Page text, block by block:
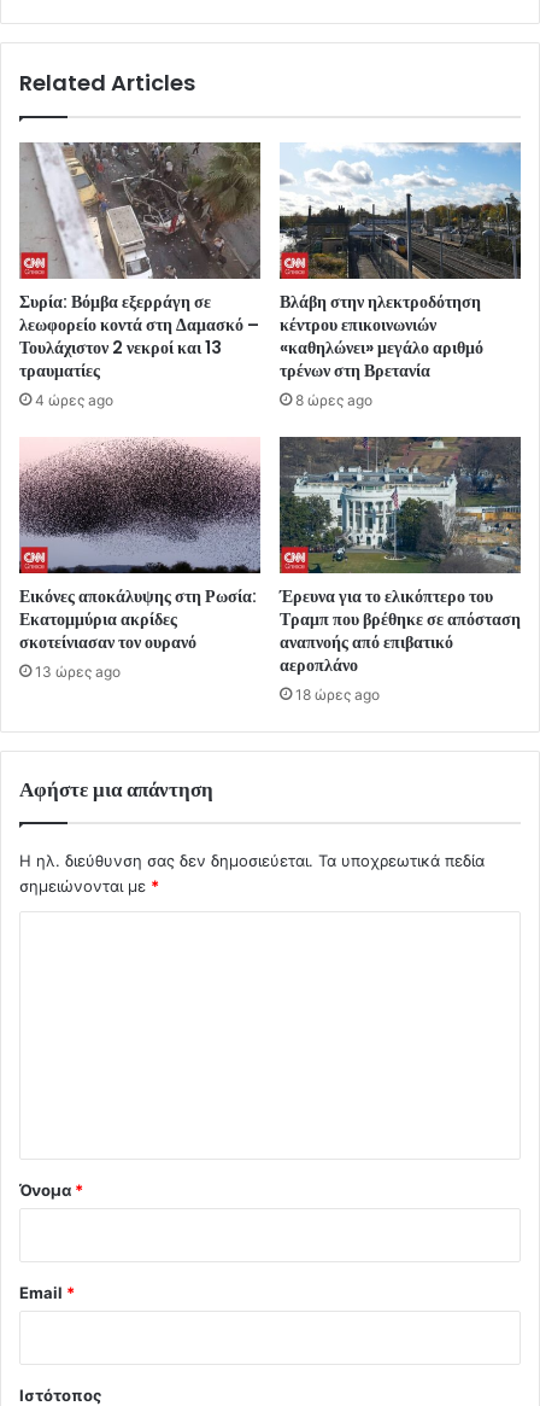
Related Articles
Συρία: Βόμβα εξερράγη σε
λεωφορείο κοντά στη Δαμασκό –
Τουλάχιστον 2 νεκροί και 13
τραυματίες
4 ώρες ago
Βλάβη στην ηλεκτροδότηση
κέντρου επικοινωνιών
«καθηλώνει» μεγάλο αριθμό
τρένων στη Βρετανία
8 ώρες ago
Εικόνες αποκάλυψης στη Ρωσία:
Εκατομμύρια ακρίδες
σκοτείνιασαν τον ουρανό
13 ώρες ago
Έρευνα για το ελικόπτερο του
Τραμπ που βρέθηκε σε απόσταση
αναπνοής από επιβατικό
αεροπλάνο
18 ώρες ago
Αφήστε μια απάντηση
Η ηλ. διεύθυνση σας δεν δημοσιεύεται. Τα υποχρεωτικά πεδία
σημειώνονται με *
Όνομα *
Email *
Ιστότοπος